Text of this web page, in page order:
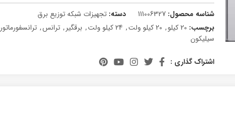
شناسه محصول:111006327 دسته: تجهیزات شبکه توزیع برق
برچسب: 20 کیلو , 20 کیلو ولت , 24 کیلو ولت , برقگیر , ترانس, ترانسفورماتور
سیلیکون
اشتراک گذاری :